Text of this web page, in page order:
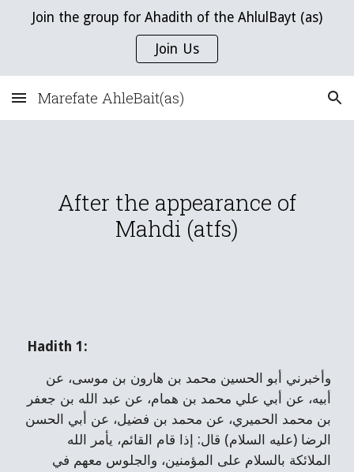
Skip to main content Skip to navigation
Join the group for Ahadith of the AhlulBayt (as)
Join Us
Marefate AhleBait(as)
After the appearance of
Mahdi (atfs)
Hadith 1:
وأخبرني أبو الحسين محمد بن هارون بن موسى، عن
أبيه، عن أبي علي محمد بن همام، عن عبد الله بن جعفر
بن محمد الحميري، عن محمد بن فضيل، عن أبي الحسن
الرضا (عليه السلام) قال: إذا قام القائم، يأمر الله
الملائكة بالسلام على المؤمنين، والجلوس معهم في